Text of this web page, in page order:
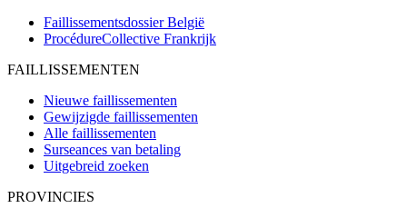
Faillissementsdossier België
ProcédureCollective Frankrijk
FAILLISSEMENTEN
Nieuwe faillissementen
Gewijzigde faillissementen
Alle faillissementen
Surseances van betaling
Uitgebreid zoeken
PROVINCIES